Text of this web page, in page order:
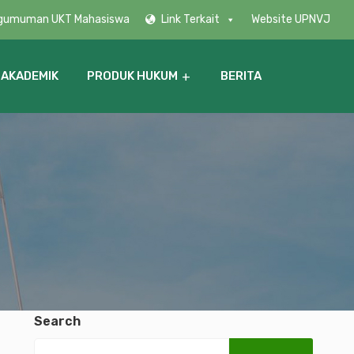
UKT Mahasiswa Link Terkait Website UPNVJ
PRODUK HUKUM BERITA
Search